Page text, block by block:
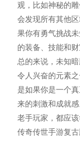
观，比如神秘的
会发现所有其他
果你有勇气挑战
的装备、技能和财
总的来说，未知
令人兴奋的元素
是如果你是一个
来的刺激和成就
老手玩家，都应
传奇传世手游复